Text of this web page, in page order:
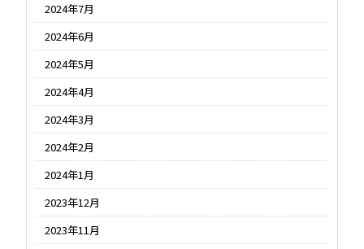
2024年7月
2024年6月
2024年5月
2024年4月
2024年3月
2024年2月
2024年1月
2023年12月
2023年11月